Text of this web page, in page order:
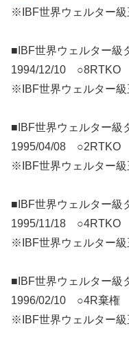
※IBF世界ウェルター
■IBF世界ウェルター級
1994/12/10 ○8RTKO
※IBF世界ウェルター
■IBF世界ウェルター級
1995/04/08 ○2RTKO
※IBF世界ウェルター
■IBF世界ウェルター級
1995/11/18 ○4RTKO
※IBF世界ウェルター
■IBF世界ウェルター級
1996/02/10 ○4R棄権
※IBF世界ウェルター